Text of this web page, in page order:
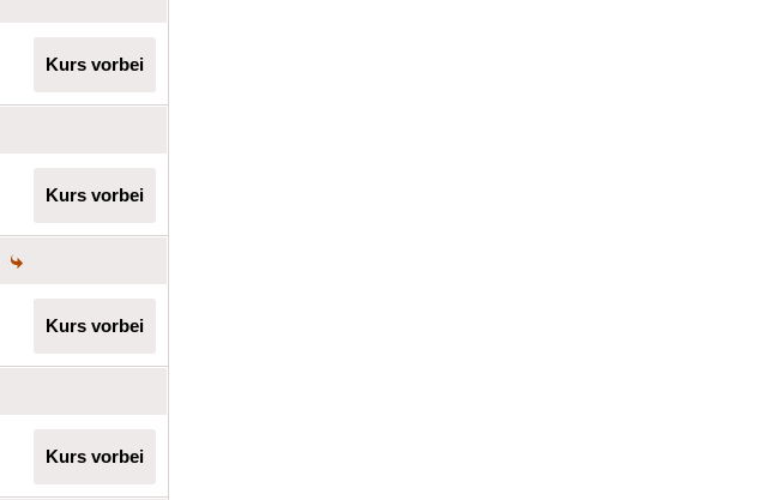
Kurs vorbei
Kurs vorbei
Kurs vorbei
Kurs vorbei